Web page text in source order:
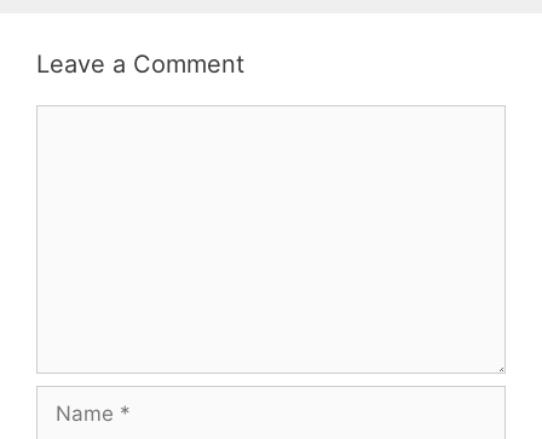
Leave a Comment
Name